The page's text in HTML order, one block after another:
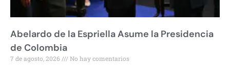
Abelardo de la Espriella Asume la Presidencia
de Colombia
7 de agosto, 2026 No hay comentarios